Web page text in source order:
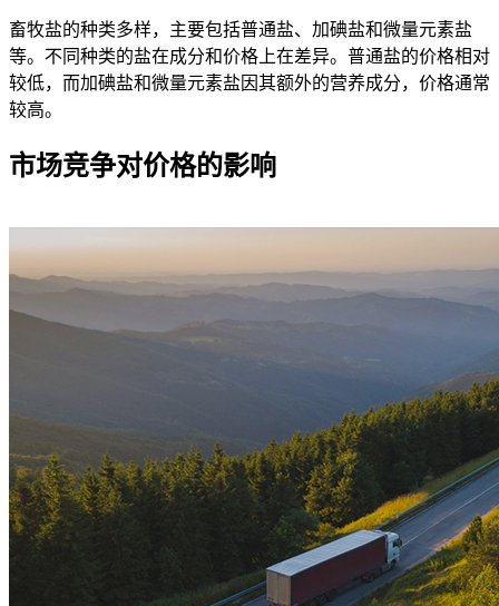
畜牧盐的种类多样，主要包括普通盐、加碘盐和微量元素盐
等。不同种类的盐在成分和价格上在差异。普通盐的价格相对
较低，而加碘盐和微量元素盐因其额外的营养成分，价格通常
较高。
市场竞争对价格的影响